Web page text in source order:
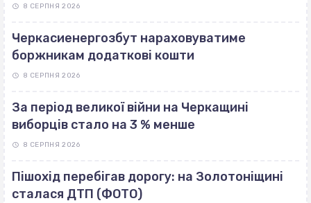
8 СЕРПНЯ 2026
Черкасиенергозбут нараховуватиме
боржникам додаткові кошти
8 СЕРПНЯ 2026
За період великої війни на Черкащині
виборців стало на 3 % менше
8 СЕРПНЯ 2026
Пішохід перебігав дорогу: на Золотоніщині
сталася ДТП (ФОТО)